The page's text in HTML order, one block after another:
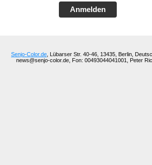
Anmelden
Senjo-Color.de , Lübarser Str. 40-46, 13435, Berlin,
news@senjo-color.de, Fon: 00493044041001, Peter